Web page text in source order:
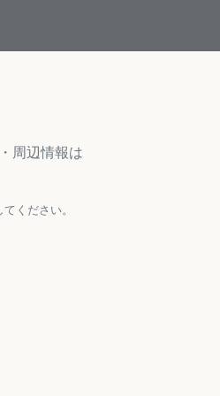
周辺情報は
ください。